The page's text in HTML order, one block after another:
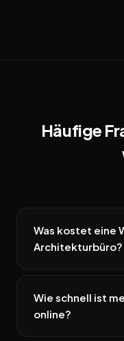
Häufige
Was kostet eine
Architekturbüro?
Wie schnell ist
online?